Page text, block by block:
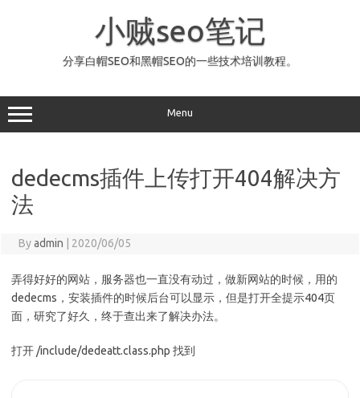
小贼seo笔记
分享白帽SEO和黑帽SEO的一些技术培训教程。
Menu
dedecms插件上传打开404解决方
法
Byadmin 2020/06/05
弄得好好的网站，服务器也一直没有动过，做新网站的时候，用的
dedecms，安装插件的时候后台可以显示，但是打开全提示404页
面，研究了好久，终于查出来了解决办法。
打开 /include/dedeatt.class.php 找到